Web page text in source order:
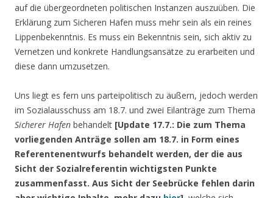
auf die übergeordneten politischen Instanzen auszuüben. Die
Erklärung zum Sicheren Hafen muss mehr sein als ein reines
Lippenbekenntnis. Es muss ein Bekenntnis sein, sich aktiv zu
Vernetzen und konkrete Handlungsansätze zu erarbeiten und
diese dann umzusetzen.
Uns liegt es fern uns parteipolitisch zu äußern, jedoch werden
im Sozialausschuss am 18.7. und zwei Eilanträge zum Thema
Sicherer Hafen behandelt [Update 17.7.: Die zum Thema
vorliegenden Anträge sollen am 18.7. in Form eines
Referentenentwurfs behandelt werden, der die aus
Sicht der Sozialreferentin wichtigsten Punkte
zusammenfasst. Aus Sicht der Seebrücke fehlen darin